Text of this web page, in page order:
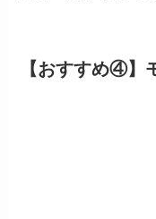
【おすすめ④】